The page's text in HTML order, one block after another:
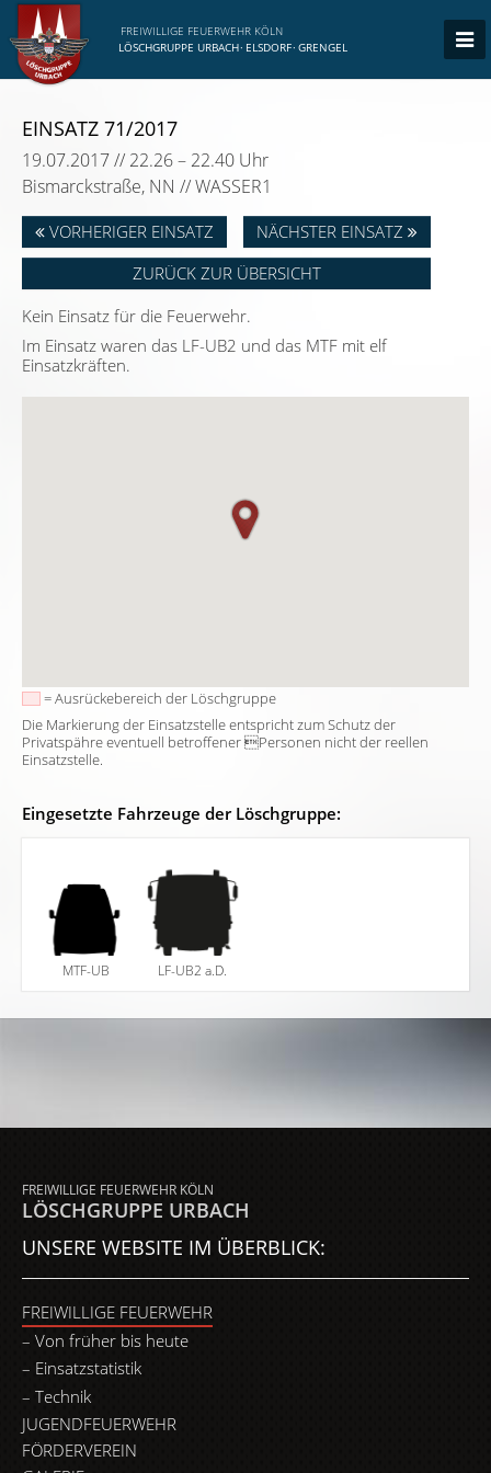
FREIWILLIGE FEUERWEHR KÖLN
LÖSCHGRUPPE URBACH· ELSDORF· GRENGEL
EINSATZ 71/2017
19.07.2017 // 22.26 – 22.40 Uhr
Bismarckstraße, NN // WASSER1
VORHERIGER EINSATZ
NÄCHSTER EINSATZ
ZURÜCK ZUR ÜBERSICHT
Kein Einsatz für die Feuerwehr.
Im Einsatz waren das LF-UB2 und das MTF mit elf
Einsatzkräften.
= Ausrückebereich der Löschgruppe
Die Markierung der Einsatzstelle entspricht zum Schutz der
Privatspähre eventuell betroffener Personen nicht der reellen
Einsatzstelle.
Eingesetzte Fahrzeuge der Löschgruppe:
MTF-UB LF-UB2 a.D.
FREIWILLIGE FEUERWEHR KÖLN
LÖSCHGRUPPE URBACH
UNSERE WEBSITE IM ÜBERBLICK:
FREIWILLIGE FEUERWEHR
Von früher bis heute
Einsatzstatistik
Technik
JUGENDFEUERWEHR
FÖRDERVEREIN